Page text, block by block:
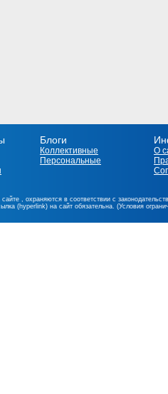
Блоги
Коллективные
Персональные
О
, охраняются в соответствии с
(hyperlink) на сайт обязательна. (Условия